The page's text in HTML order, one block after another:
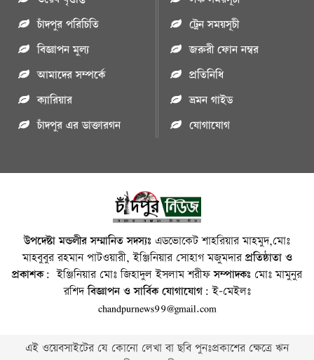
চাঁদপুর পরিচিতি
বিজ্ঞাপন মুল্য
আমাদের সম্পর্কে
ক্যারিয়ার
চাঁদপুর এর ডাক্তারগন
ট্রেন সময়সূচী
জরুরী ফোন নম্বর
প্রতিনিধি
ভ্রমন গাইড
যোগাযোগ
উপদেষ্টা মন্ডলীর সম্মানিত সদস্যঃ এডভোকেট শাহরিয়ার মাহমুদ,মোঃ
মাহবুবুর রহমান পাটওয়ারী, ইঞ্জিনিয়ার সোহাগ মজুমদারপ্রতিষ্ঠাতা ও
প্রকাশক: ইঞ্জিনিয়ার মোঃ জিহাদুল ইসলাম শরীফসম্পাদকঃ মোঃ মামুনুর
রশিদবিজ্ঞাপন ও সার্বিক যোগাযোগ: ই-মেইলঃ
chandpurnews99@gmail.com
এই ওয়েবসাইটের যে কোনো লেখা বা ছবি পুনঃপ্রকাশের ক্ষেত্রে ঋন